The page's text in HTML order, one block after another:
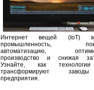
Интернет вещей (IoT)
промышленность,
автоматизацию,
производство и снижая
Узнайте, как
трансформируют
предприятия.